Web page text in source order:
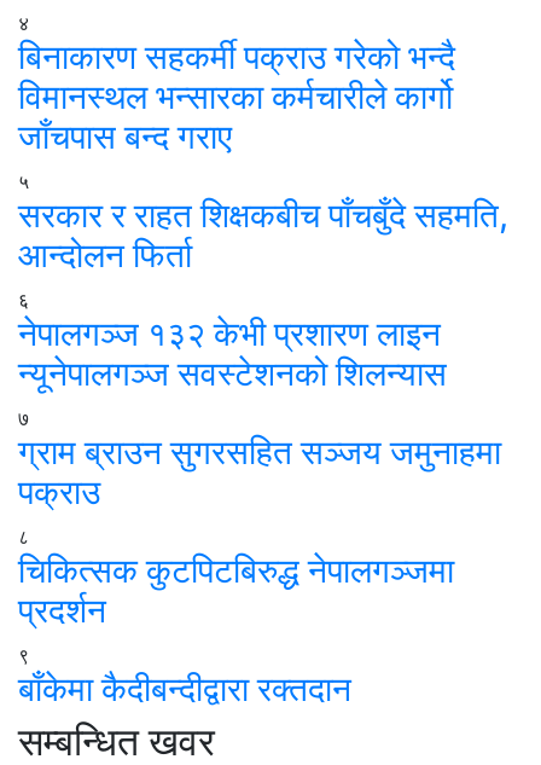
४
बिनाकारण सहकर्मी पक्राउ गरेको भन्दै
विमानस्थल भन्सारका कर्मचारीले कार्गो
जाँचपास बन्द गराए
५
सरकार र राहत शिक्षकबीच पाँचबुँदे सहमति,
आन्दोलन फिर्ता
६
नेपालगञ्ज १३२ केभी प्रशारण लाइन
न्यूनेपालगञ्ज सवस्टेशनको शिलन्यास
७
ग्राम ब्राउन सुगरसहित सञ्जय जमुनाहमा
पक्राउ
८
चिकित्सक कुटपिटबिरुद्ध नेपालगञ्जमा
प्रदर्शन
९
बाँकेमा कैदीबन्दीद्वारा रक्तदान
सम्बन्धित खवर